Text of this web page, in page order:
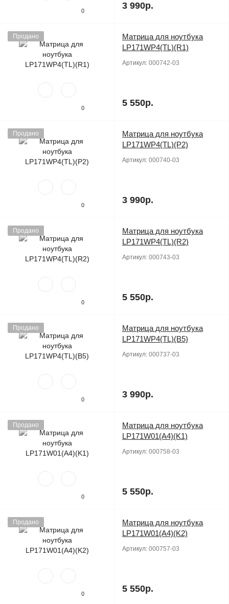
0 3 990р.
Продано
0
Матрица для ноутбука
LP171WP4(TL)(R1)
Артикул: 000742-03
5 550р.
Продано
0
Матрица для ноутбука
LP171WP4(TL)(P2)
Артикул: 000740-03
3 990р.
Продано
0
Матрица для ноутбука
LP171WP4(TL)(R2)
Артикул: 000743-03
5 550р.
Продано
0
Матрица для ноутбука
LP171WP4(TL)(B5)
Артикул: 000737-03
3 990р.
Продано
0
Матрица для ноутбука
LP171W01(A4)(K1)
Артикул: 000758-03
5 550р.
Продано
0
Матрица для ноутбука
LP171W01(A4)(K2)
Артикул: 000757-03
5 550р.